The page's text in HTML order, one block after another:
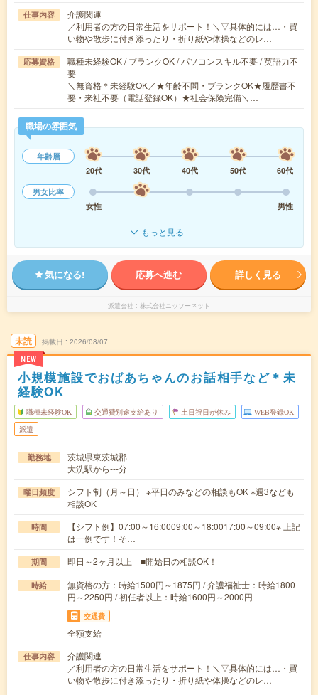
仕事内容
介護関連
／利用者の方の日常生活をサポート！＼▽具体的には…・買
い物や散歩に付き添ったり・折り紙や体操などのレ…
応募資格
職種未経験OK / ブランクOK / パソコンスキル不要 / 英語力不
要
＼無資格＊未経験OK／★年齢不問・ブランクOK★履歴書不
要・来社不要（電話登録OK）★社会保険完備＼…
職場の雰囲気
年齢層
20代
30代 40代 50代
60代
男女比率
女性
男性
もっと見る
気になる! 応募へ進む 詳しく見る
派遣会社 株式会社ニッソーネット
未読
NEW
掲載日 2026/08/07
小規模施設でおばあちゃんのお話相手など＊未
経験OK
職種未経験OK 交通費別途支給あり 土日祝日が休み WEB登録OK
派遣
勤務地
茨城県東茨城郡
大洗駅から---分
曜日頻度
シフト制（月～日） ※平日のみなどの相談もOK ※週3なども
相談OK
時間
【シフト例】07:00～16:0009:00～18:0017:00～09:00※ 上記
は一例です！そ…
期間 即日～2ヶ月以上 ■開始日の相談OK！
時給
無資格の方：時給1500円～1875円 / 介護福祉士：時給1800
円～2250円 / 初任者以上：時給1600円～2000円
交通費
全額支給
仕事内容
介護関連
／利用者の方の日常生活をサポート！＼▽具体的には…・買
い物や散歩に付き添ったり・折り紙や体操などのレ…